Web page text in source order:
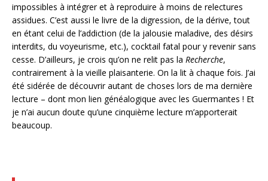
impossibles à intégrer et à reproduire à moins de relectures
assidues. C’est aussi le livre de la digression, de la dérive, tout
en étant celui de l’addiction (de la jalousie maladive, des désirs
interdits, du voyeurisme, etc.), cocktail fatal pour y revenir sans
cesse. D’ailleurs, je crois qu’on ne relit pas la Recherche,
contrairement à la vieille plaisanterie. On la lit à chaque fois. J’ai
été sidérée de découvrir autant de choses lors de ma dernière
lecture – dont mon lien généalogique avec les Guermantes ! Et
je n’ai aucun doute qu’une cinquième lecture m’apporterait
beaucoup.